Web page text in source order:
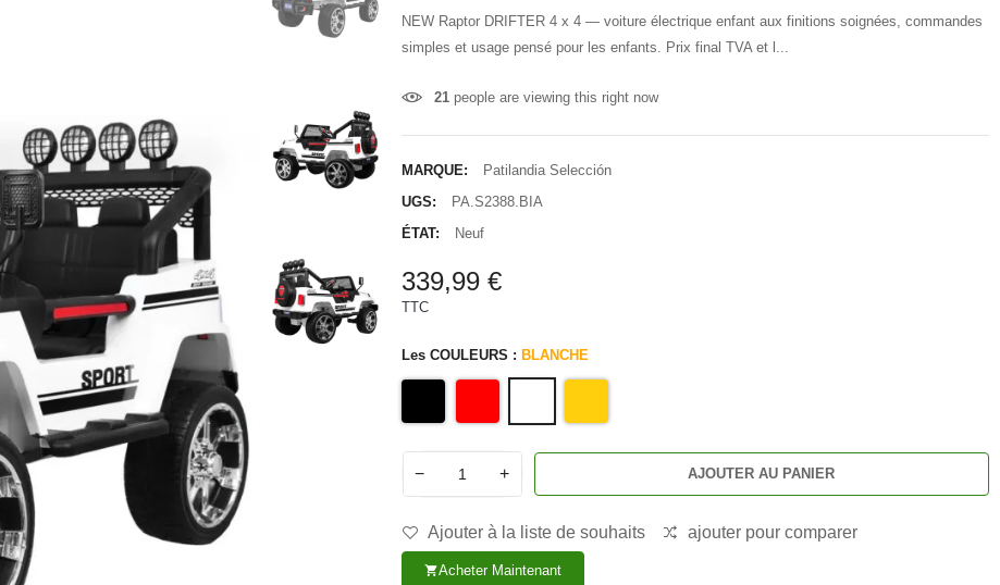
NEW Raptor DRIFTER 4 x 4 — voiture électrique enfant aux finitions soignées, commandes
simples et usage pensé pour les enfants. Prix final TVA et l...
21people are viewing this right now
MARQUE:
Patilandia Selección
UGS:
PA.S2388.BIA
ÉTAT:
Neuf
339,99 €
TTC
Les COULEURS : BLANCHE
− + AJOUTER AU PANIER
Ajouter à la liste de souhaits ajouter pour comparer
shopping_cartAcheter Maintenant